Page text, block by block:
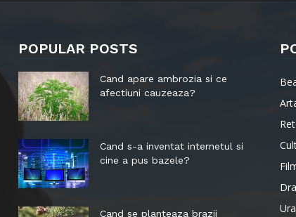
POPULAR POSTS
Cand apare ambrozia si ce
afectiuni cauzeaza?
Cand s-a inventat internetul si
cine a pus bazele?
Cand se planteaza brazii